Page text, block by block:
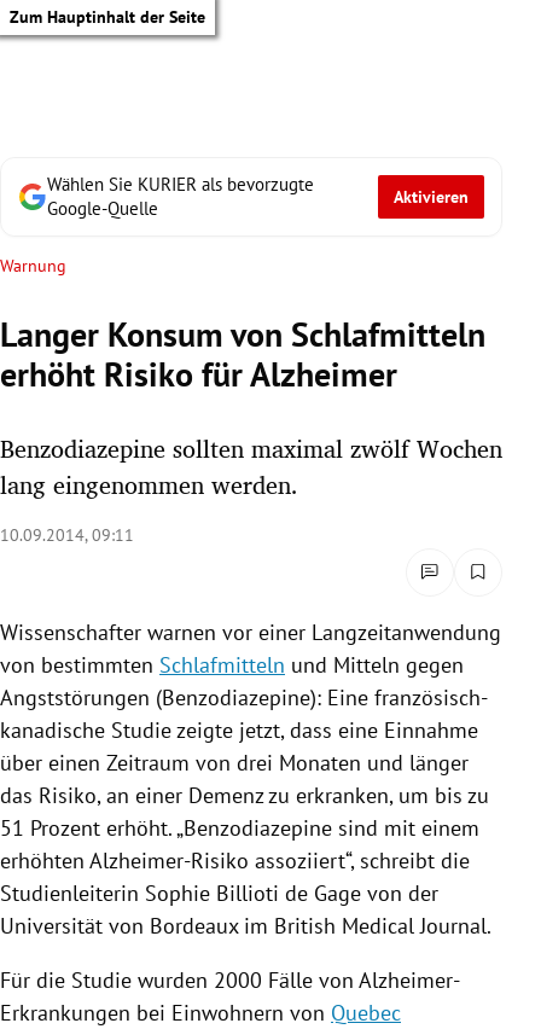
Zum Hauptinhalt der Seite
Untermenü
Untermenü
Untermenü
Untermenü
Untermenü
Untermenü
Wählen Sie KURIER als bevorzugte
Google-Quelle
Aktivieren
Warnung
Langer Konsum von Schlafmitteln
erhöht Risiko für Alzheimer
Benzodiazepine sollten maximal zwölf Wochen
lang eingenommen werden.
10.09.2014, 09:11
Wissenschafter warnen vor einer Langzeitanwendung
von bestimmten Schlafmitteln und Mitteln gegen
Angststörungen (Benzodiazepine): Eine französisch-
kanadische Studie zeigte jetzt, dass eine Einnahme
über einen Zeitraum von drei Monaten und länger
das Risiko, an einer Demenz zu erkranken, um bis zu
51 Prozent erhöht. „Benzodiazepine sind mit einem
erhöhten Alzheimer-Risiko assoziiert“, schreibt die
Studienleiterin Sophie Billioti de Gage von der
Universität von Bordeaux im British Medical Journal.
Für die Studie wurden 2000 Fälle von Alzheimer-
Erkrankungen bei Einwohnern von Quebec